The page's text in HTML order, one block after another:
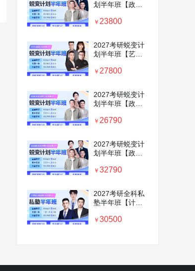
划半年班【政治
业课1v1】
￥ 23800
2027考研蜕变计
划半年班【艺术
业课1v1】
￥ 27800
2027考研蜕变计
划半年班【政治
训营+专业课
￥ 26790
2027考研蜕变计
划半年班【政治
前密训营+专业课
￥ 32790
2027考研全科私
塾半年班【计算
业课1v1】
￥ 30500